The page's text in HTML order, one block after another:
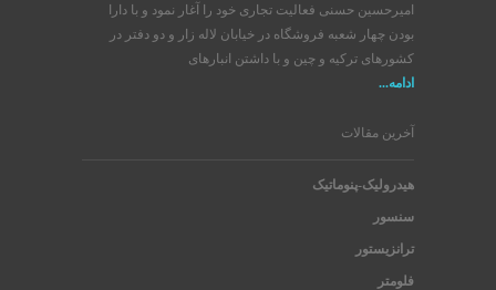
امیرحسین حسنی فعالیت تجاری خود را آغار نمود و با دارا
بودن چهار شعبه فروشگاه در خیابان لاله زار و دو دفتر در
کشورهای ترکیه و چین و با داشتن انبارهای
ادامه...
آخرین مقالات
هیدرولیک-پنوماتیک
سنسور
ترانزیستور
فلومتر